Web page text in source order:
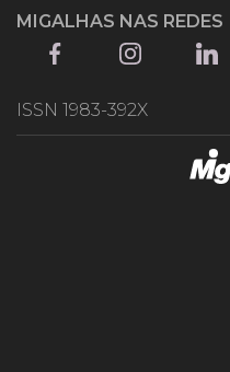
MIGALHAS NAS REDES
ISSN 1983-392X